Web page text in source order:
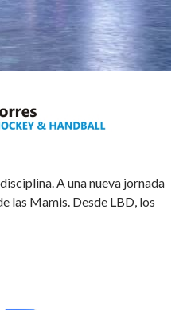
A una nueva jornada
las Mamis. Desde LBD, los